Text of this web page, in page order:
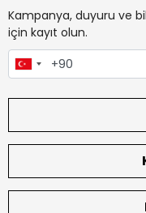
Kampanya, duyuru ve
için kayıt olun.